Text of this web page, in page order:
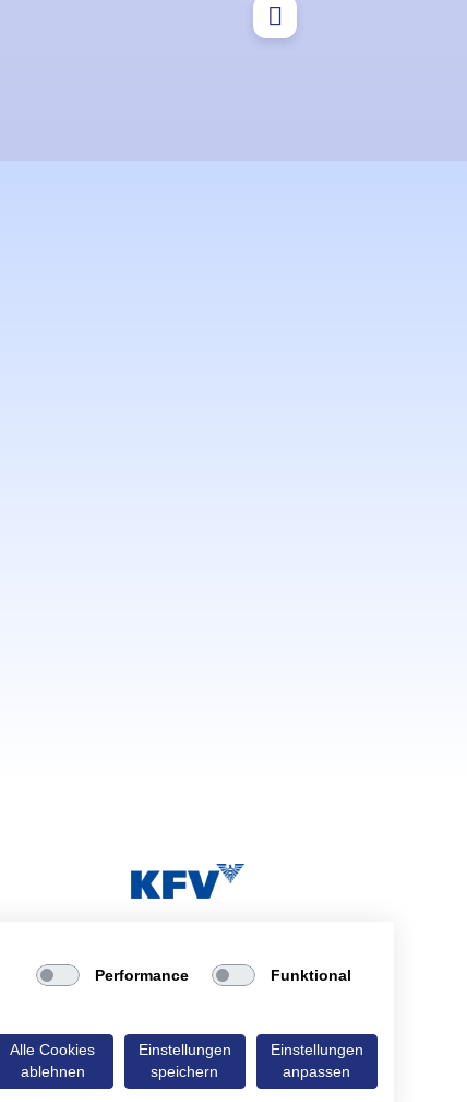
Performance Funktional
Alle Cookies
ablehnen
Einstellungen
speichern
Einstellungen
anpassen
made with ❤️ by probots.io